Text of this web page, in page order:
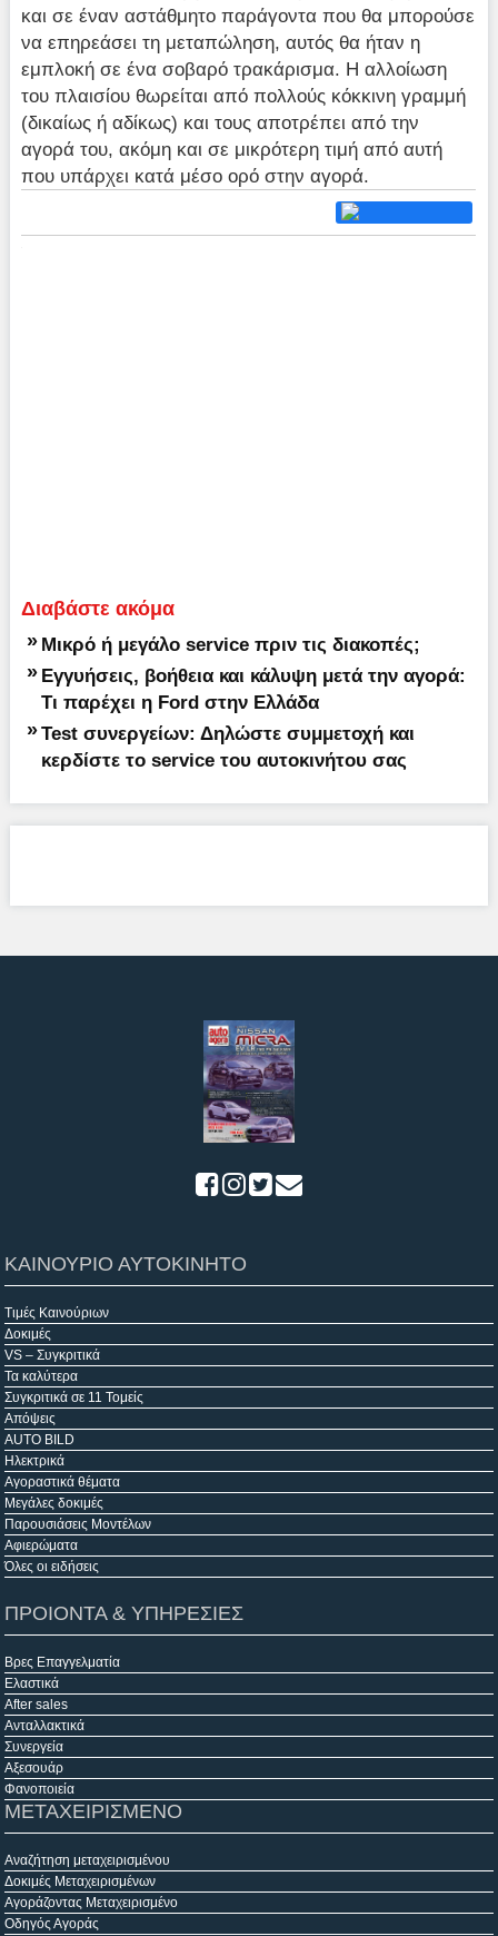
και σε έναν αστάθμητο παράγοντα που θα μπορούσε
να επηρεάσει τη μεταπώληση, αυτός θα ήταν η
εμπλοκή σε ένα σοβαρό τρακάρισμα. Η αλλοίωση
του πλαισίου θωρείται από πολλούς κόκκινη γραμμή
(δικαίως ή αδίκως) και τους αποτρέπει από την
αγορά του, ακόμη και σε μικρότερη τιμή από αυτή
που υπάρχει κατά μέσο ορό στην αγορά.
Διαβάστε ακόμα
» Μικρό ή μεγάλο service πριν τις διακοπές;
» Εγγυήσεις, βοήθεια και κάλυψη μετά την αγορά:
Τι παρέχει η Ford στην Ελλάδα
» Test συνεργείων: Δηλώστε συμμετοχή και
κερδίστε το service του αυτοκινήτου σας
ΚΑΙΝΟΥΡΙΟ ΑΥΤΟΚΙΝΗΤΟ
Τιμές Καινούριων
Δοκιμές
VS – Συγκριτικά
Τα καλύτερα
Συγκριτικά σε 11 Τομείς
Απόψεις
AUTO BILD
Ηλεκτρικά
Αγοραστικά θέματα
Μεγάλες δοκιμές
Παρουσιάσεις Μοντέλων
Αφιερώματα
Όλες οι ειδήσεις
ΠΡΟΙΟΝΤΑ & ΥΠΗΡΕΣΙΕΣ
Βρες Επαγγελματία
Ελαστικά
After sales
Ανταλλακτικά
Συνεργεία
Αξεσουάρ
Φανοποιεία
ΜΕΤΑΧΕΙΡΙΣΜΕΝΟ
Αναζήτηση μεταχειρισμένου
Δοκιμές Μεταχειρισμένων
Αγοράζοντας Μεταχειρισμένο
Οδηγός Αγοράς